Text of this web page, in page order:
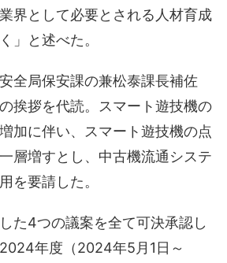
界として必要とされる人材育成
」と述べた。
全局保安課の兼松泰課長補佐
挨拶を代読。スマート遊技機の
加に伴い、スマート遊技機の点
層増すとし、中古機流通システ
を要請した。
た4つの議案を全て可決承認し
年度（2024年5月1日～